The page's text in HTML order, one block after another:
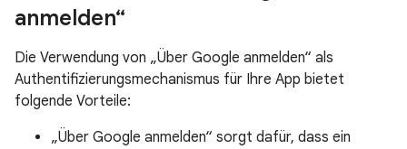
anmelden“
Die Verwendung von „Über Google anmelden“ als
Authentifizierungsmechanismus für Ihre App bietet
folgende Vorteile:
„Über Google anmelden“ sorgt dafür, dass ein